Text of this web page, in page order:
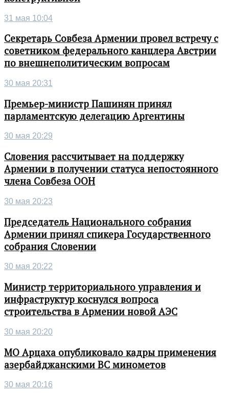
31 мая 10:04
Секретарь Совбеза Армении провел встречу с
советником федерального канцлера Австрии
по внешнеполитическим вопросам
30 мая 20:31
Премьер-министр Пашинян принял
парламентскую делегацию Аргентины
30 мая 20:29
Словения рассчитывает на поддержку
Армении в получении статуса непостоянного
члена Совбеза ООН
30 мая 20:23
Председатель Национального собрания
Армении принял спикера Государственного
собрания Словении
30 мая 20:22
Министр территориального управления и
инфраструктур коснулся вопроса
строительства в Армении новой АЭС
30 мая 20:20
МО Арцаха опубликовало кадры применения
азербайджанскими ВС минометов
30 мая 20:16